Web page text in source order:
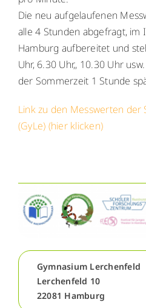
Kalender
WebUntis WebUntis
Schuldock Schuldock
Die neu aufgelaufenen
alle 4 Stunden abgefragt, im
Hamburg aufbereitet und
Uhr, 6.30 Uhr,, 10.30 Uhr
der Sommerzeit 1 Stunde
Link zu den Messwerten der
(GyLe) (hier klicken)
Gymnasium Lerchenfeld
Lerchenfeld 10
22081 Hamburg